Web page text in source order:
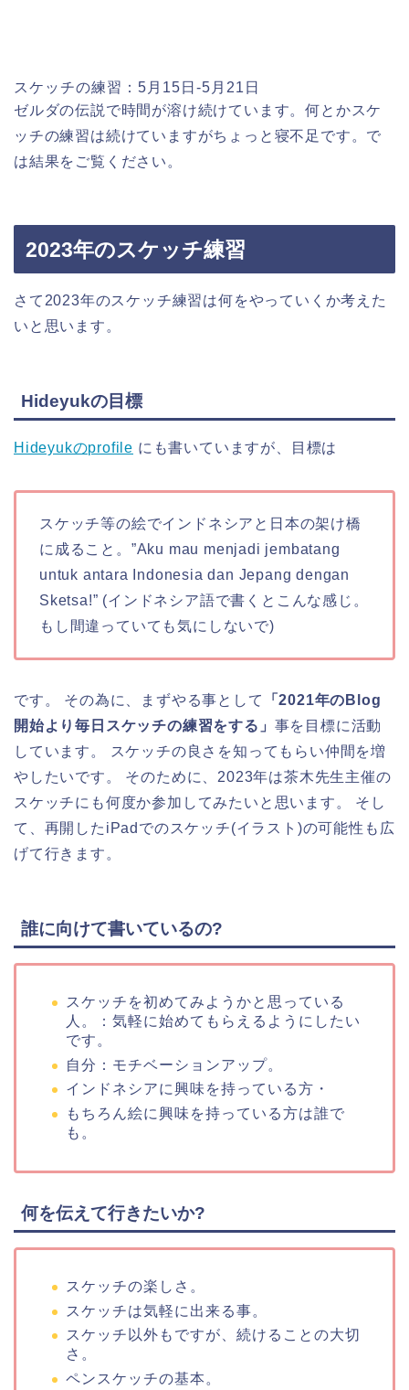
スケッチの練習：5月15日-5月21日
ゼルダの伝説で時間が溶け続けています。何とかスケ
ッチの練習は続けていますがちょっと寝不足です。で
は結果をご覧ください。
2023年のスケッチ練習
さて2023年のスケッチ練習は何をやっていくか考えた
いと思います。
Hideyukの目標
Hideyukのprofile にも書いていますが、目標は
スケッチ等の絵でインドネシアと日本の架け橋
に成ること。”Aku mau menjadi jembatang
untuk antara Indonesia dan Jepang dengan
Sketsa!” (インドネシア語で書くとこんな感じ。
もし間違っていても気にしないで)
です。 その為に、まずやる事として
「2021年のBlog
開始より毎日スケッチの練習をする」 事を目標に活動
しています。 スケッチの良さを知ってもらい仲間を増
やしたいです。 そのために、2023年は茶木先生主催の
スケッチにも何度か参加してみたいと思います。 そし
て、再開したiPadでのスケッチ(イラスト)の可能性も広
げて行きます。
誰に向けて書いているの?
スケッチを初めてみようかと思っている
人。：気軽に始めてもらえるようにしたい
です。
自分：モチベーションアップ。
インドネシアに興味を持っている方・
もちろん絵に興味を持っている方は誰で
も。
何を伝えて行きたいか?
スケッチの楽しさ。
スケッチは気軽に出来る事。
スケッチ以外もですが、続けることの大切
さ。
ペンスケッチの基本。